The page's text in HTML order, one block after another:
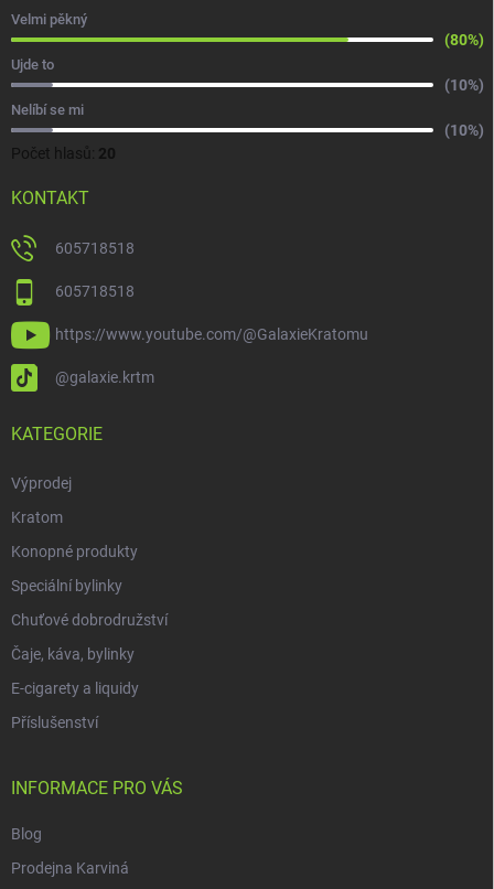
Velmi pěkný
(80%)
Ujde to
(10%)
Nelíbí se mi
(10%)
Počet hlasů: 20
KONTAKT
605718518
605718518
https://www.youtube.com/@GalaxieKratomu
@galaxie.krtm
KATEGORIE
Výprodej
Kratom
Konopné produkty
Speciální bylinky
Chuťové dobrodružství
Čaje, káva, bylinky
E-cigarety a liquidy
Příslušenství
INFORMACE PRO VÁS
Blog
Prodejna Karviná